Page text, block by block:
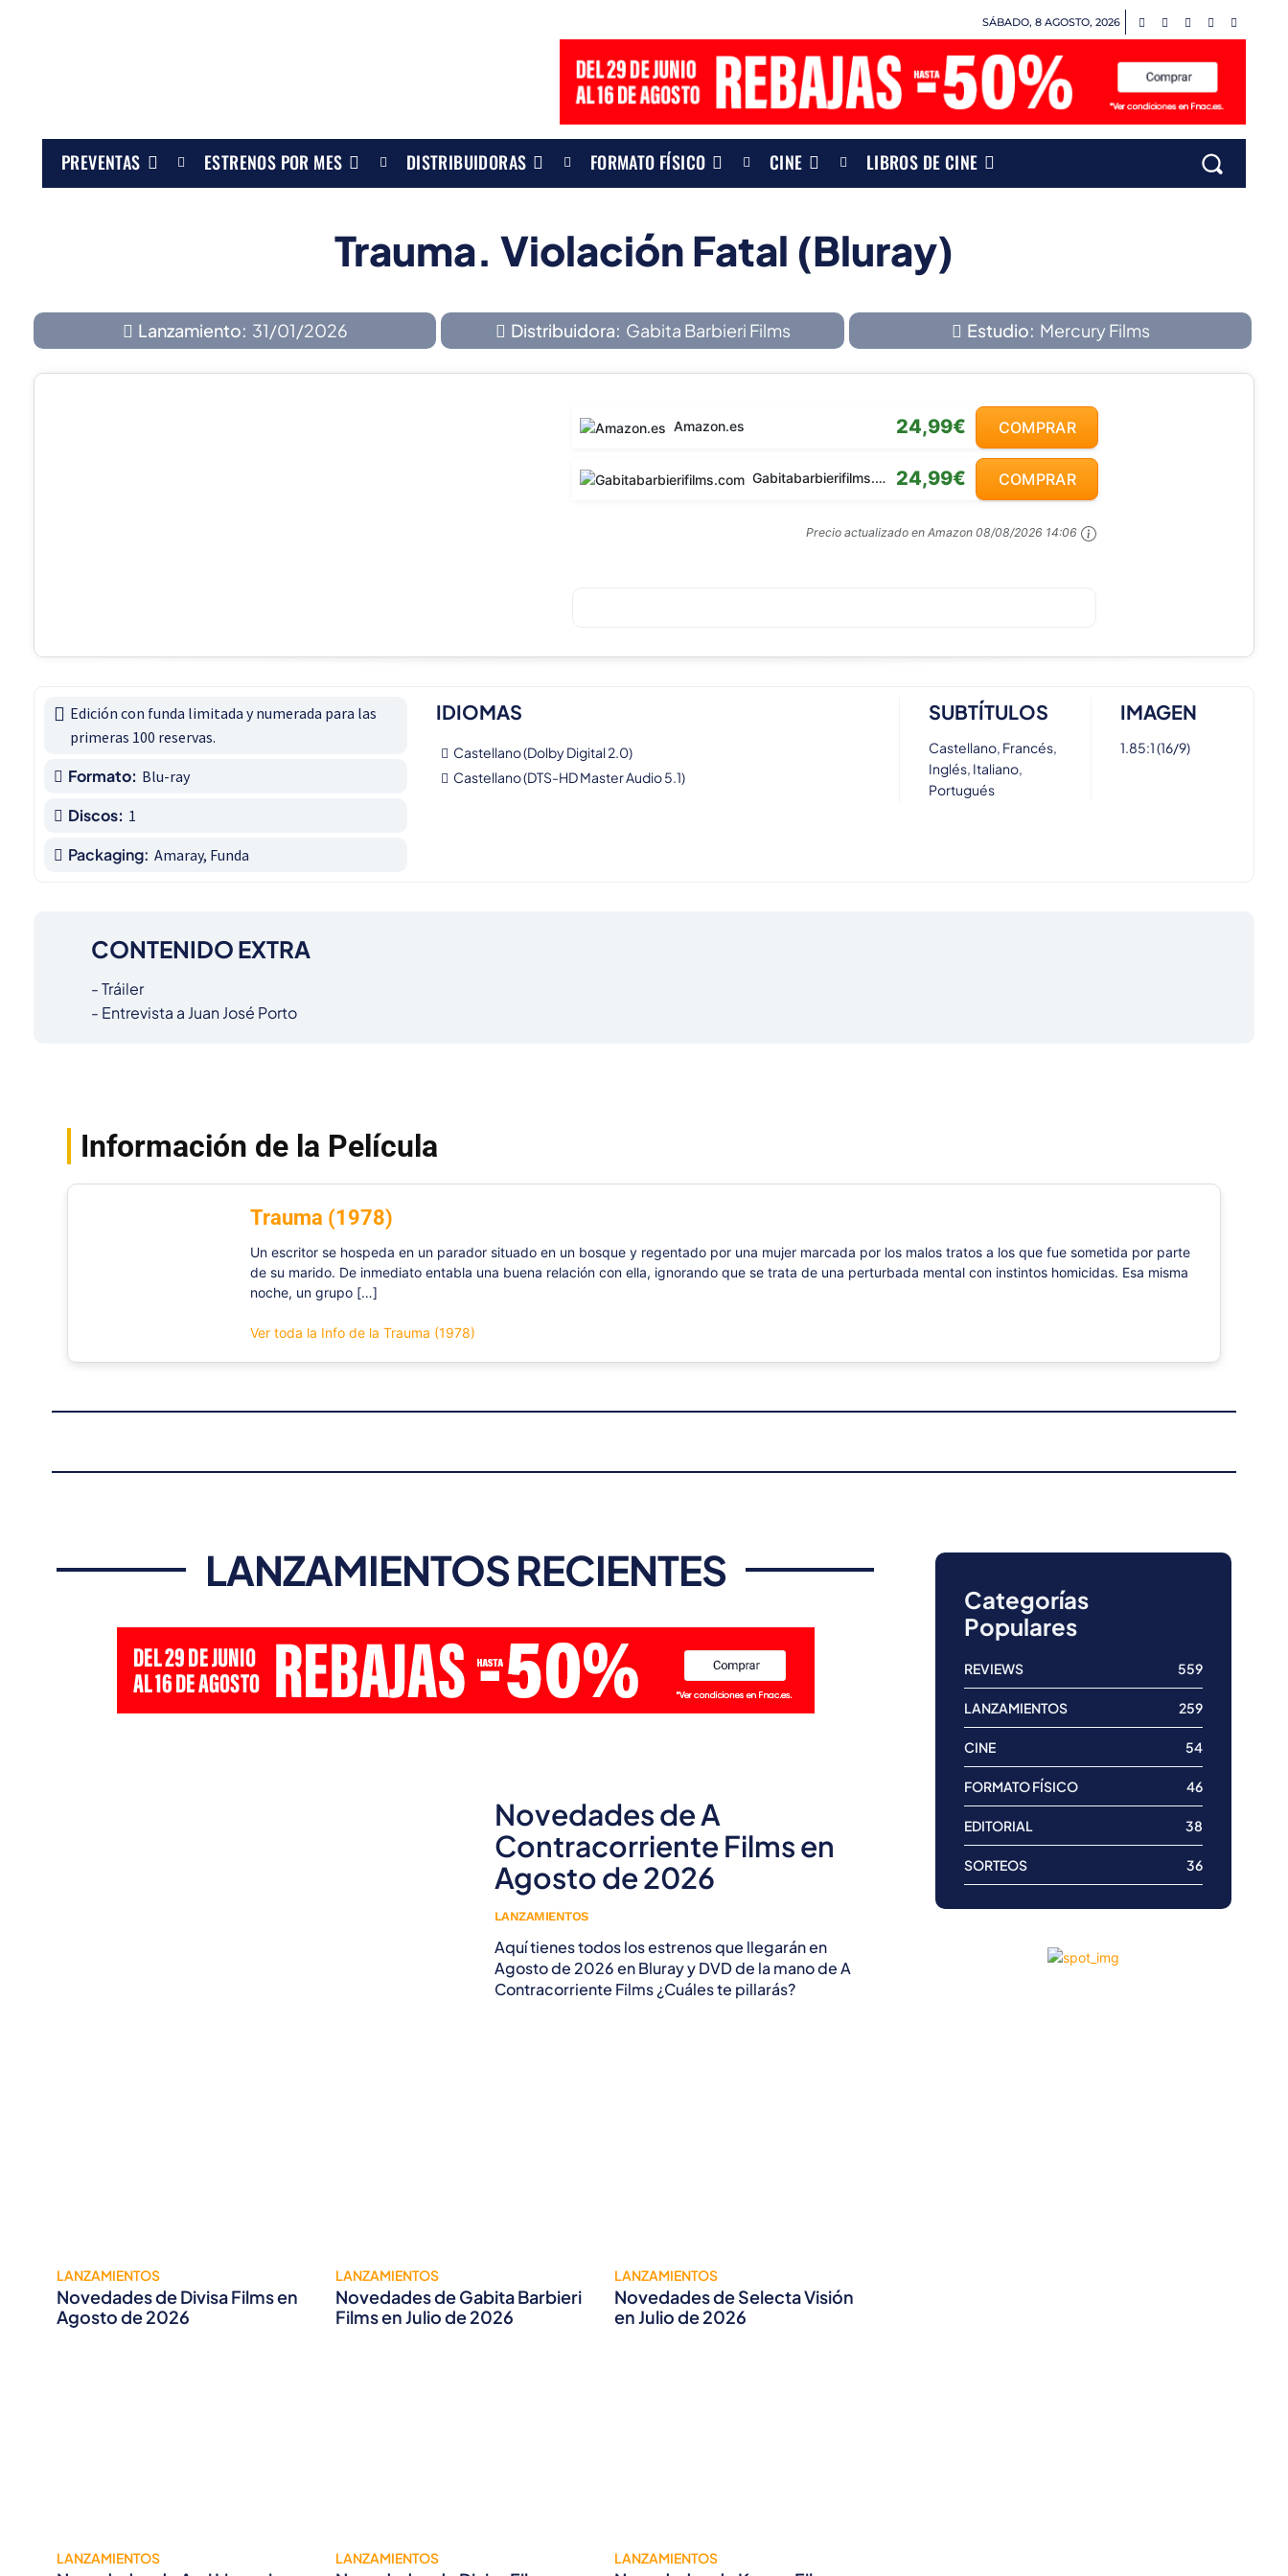
SÁBADO, 8 AGOSTO, 2026
PREVENTAS ESTRENOS POR MES DISTRIBUIDORAS FORMATO FÍSICO CINE LIBROS DE CINE
Trauma. Violación Fatal (Bluray)
Lanzamiento: 31/01/2026 Distribuidora: Gabita Barbieri Films Estudio: Mercury Films
Amazon.es 24,99€ COMPRAR
Gabitabarbierifilms.com 24,99€ COMPRAR
Precio actualizado en Amazon 08/08/2026 14:06
Edición con funda limitada y numerada para las
primeras 100 reservas.
Formato: Blu-ray
Discos: 1
Packaging: Amaray, Funda
IDIOMAS
Castellano (Dolby Digital 2.0)
Castellano (DTS-HD Master Audio 5.1)
SUBTÍTULOS
Castellano, Francés,
Inglés, Italiano,
Portugués
IMAGEN
1.85:1 (16/9)
CONTENIDO EXTRA
- Tráiler
- Entrevista a Juan José Porto
Información de la Película
Trauma (1978)
Un escritor se hospeda en un parador situado en un bosque y regentado por una mujer marcada por los malos tratos a los que fue sometida por parte
de su marido. De inmediato entabla una buena relación con ella, ignorando que se trata de una perturbada mental con instintos homicidas. Esa misma
noche, un grupo […]
Ver toda la Info de la Trauma (1978)
LANZAMIENTOS RECIENTES
Novedades de A
Contracorriente Films en
Agosto de 2026
LANZAMIENTOS
Aquí tienes todos los estrenos que llegarán en
Agosto de 2026 en Bluray y DVD de la mano de A
Contracorriente Films ¿Cuáles te pillarás?
LANZAMIENTOS
Novedades de Divisa Films en
Agosto de 2026
LANZAMIENTOS
Novedades de Gabita Barbieri
Films en Julio de 2026
LANZAMIENTOS
Novedades de Selecta Visión
en Julio de 2026
LANZAMIENTOS LANZAMIENTOS LANZAMIENTOS
Categorías
Populares
REVIEWS 559
LANZAMIENTOS 259
CINE 54
FORMATO FÍSICO 46
EDITORIAL 38
SORTEOS 36